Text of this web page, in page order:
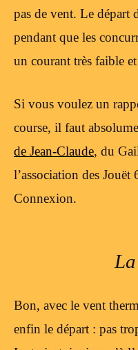
pas de vent. Le départ
pendant que les
un courant très faible
Si vous voulez un
course, il faut
de Jean-Claude, du
l’association des
Connexion.
Bon, avec le vent
enfin le départ : pas